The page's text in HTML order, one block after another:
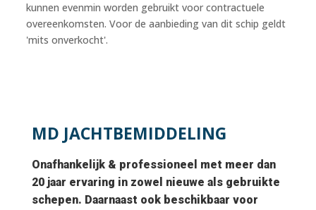
kunnen evenmin worden gebruikt voor contractuele
overeenkomsten. Voor de aanbieding van dit schip geldt
'mits onverkocht'.
MD JACHTBEMIDDELING
Onafhankelijk & professioneel met meer dan
20 jaar ervaring in zowel nieuwe als gebruikte
schepen. Daarnaast ook beschikbaar voor